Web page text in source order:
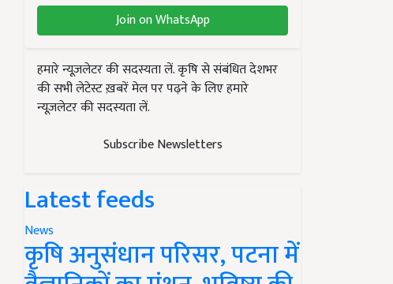
Join on WhatsApp
हमारे न्यूज़लेटर की सदस्यता लें. कृषि से संबंधित देशभर
की सभी लेटेस्ट ख़बरें मेल पर पढ़ने के लिए हमारे
न्यूज़लेटर की सदस्यता लें.
Subscribe Newsletters
Latest feeds
News
कृषि अनुसंधान परिसर, पटना में